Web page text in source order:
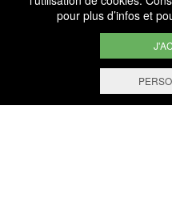
pour plus d’infos et